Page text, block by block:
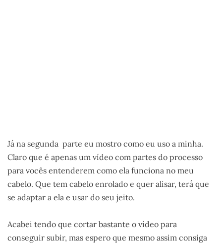
Já na segunda parte eu mostro como eu uso a minha.
Claro que é apenas um vídeo com partes do processo
para vocês entenderem como ela funciona no meu
cabelo. Que tem cabelo enrolado e quer alisar, terá que
se adaptar a ela e usar do seu jeito.
Acabei tendo que cortar bastante o vídeo para
conseguir subir, mas espero que mesmo assim consiga